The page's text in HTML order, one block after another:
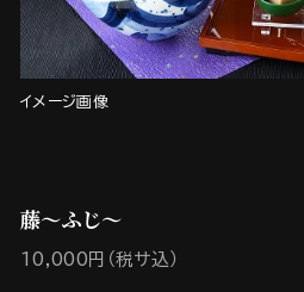
イメージ画像
藤～ふじ～
10,000円（税サ込）